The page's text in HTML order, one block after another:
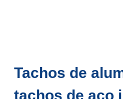
Tachos de
tachos de aço